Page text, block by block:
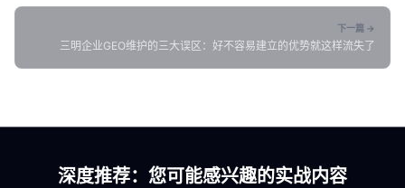
下一篇 →
三明企业GEO维护的三大误区：好不容易建立的优势就这样流失了
深度推荐：您可能感兴趣的实战内容